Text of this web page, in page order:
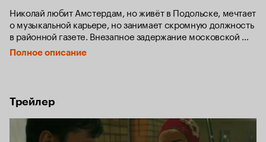
Николай любит Амстердам, но живёт в Подольске, мечтает
о музыкальной карьере, но занимает скромную должность
в районной газете. Внезапное задержание московской
полицией вовлекает его в смешной и страшный
аттракцион, исход которого невозможно предсказать.
про него известно?
Полное описание
Трейлер